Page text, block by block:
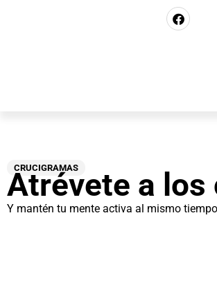
CRUCIGRAMAS
Atrévete a
Y mantén tu mente activa al mismo